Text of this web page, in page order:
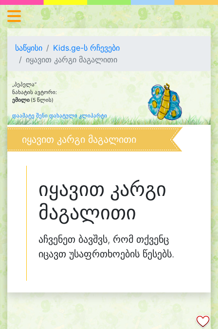
საწყისი
Kids.ge-ს რჩევები
იყავით კარგი მაგალითი
„პეპელა“
ნახატის ავტორი:
ემილი (5 წლის)
დაამატე შენი დახატული კლიპარტი
იყავით კარგი მაგალითი
იყავით კარგი
მაგალითი
აჩვენეთ ბავშვს, რომ თქვენც
იცავთ უსაფრთხოების წესებს.